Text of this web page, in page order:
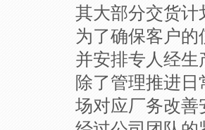
其大部分交货
为了确保客户
并安排专人经
除了管理推进
场对应厂务改善